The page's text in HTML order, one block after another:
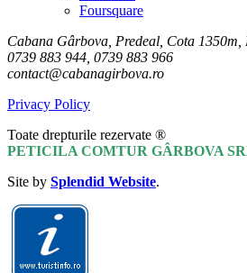
Foursquare
Cabana Gârbova, Predeal, Cota 1350m,
0739 883 944, 0739 883 966
contact@cabanagirbova.ro
Privacy Policy
Toate drepturile rezervate ®
PETICILA COMTUR GÂRBOVA
Site by Splendid Website.